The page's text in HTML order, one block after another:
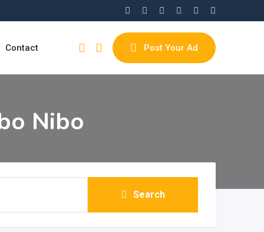
Contact Post Your Ad
Nibo
Search